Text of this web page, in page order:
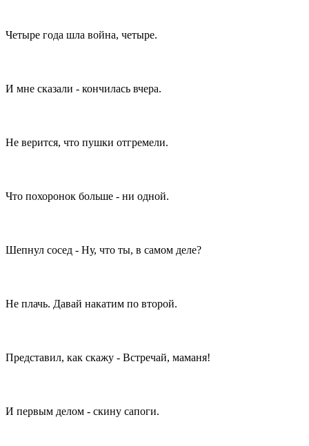
Четыре года шла война, четыре.
И мне сказали - кончилась вчера.
Не верится, что пушки отгремели.
Что похоронок больше - ни одной.
Шепнул сосед - Ну, что ты, в самом деле?
Не плачь. Давай накатим по второй.
Представил, как скажу - Встречай, маманя!
И первым делом - скину сапоги.